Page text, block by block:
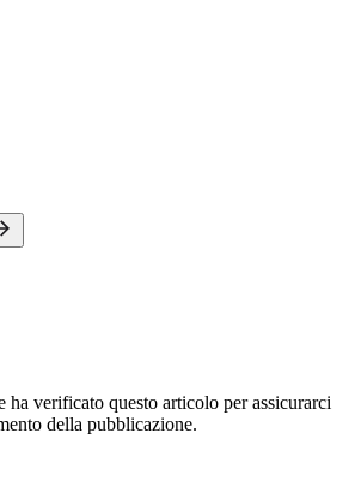
ha verificato questo articolo per assicurarci
della pubblicazione.